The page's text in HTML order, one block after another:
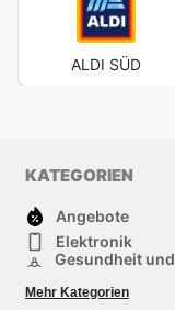
ALDI SÜD
KATEGORIEN
Angebote
Elektronik
Gesundheit und
Sportartikel und
Sportbekleidung
Mehr Kategorien